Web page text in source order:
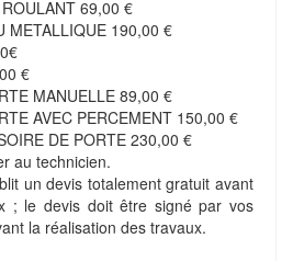
69,00 €
METALLIQUE 190,00 €
€
MANUELLE 89,00 €
AVEC PERCEMENT 150,00 €
DE PORTE 230,00 €
au technicien.
un devis totalement gratuit avant
; le devis doit être signé par vos
la réalisation des travaux.